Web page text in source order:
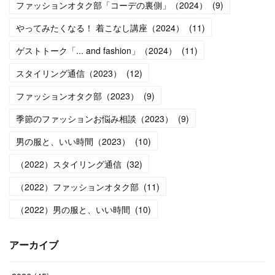
ファッションオタク部「コーデの裏側」（2024） (9)
やってみたくなる！ 着こなし講座（2024）
(11)
ゲストトーク「... and fashion」（2024）
(11)
スタイリング通信（2023）
(12)
ファッションオタク部（2023）
(9)
季節のファッションお悩み相談（2023）
(9)
男の服と、いい時間（2023）
(10)
（2022）スタイリング通信 (32)
（2022）ファッションオタク部 (11)
（2022）男の服と、いい時間 (10)
アーカイブ